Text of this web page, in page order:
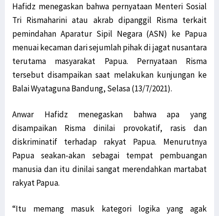
Hafidz menegaskan bahwa pernyataan Menteri Sosial
Tri Rismaharini atau akrab dipanggil Risma terkait
pemindahan Aparatur Sipil Negara (ASN) ke Papua
menuai kecaman dari sejumlah pihak di jagat nusantara
terutama masyarakat Papua. Pernyataan Risma
tersebut disampaikan saat melakukan kunjungan ke
Balai Wyataguna Bandung, Selasa (13/7/2021).
Anwar Hafidz menegaskan bahwa apa yang
disampaikan Risma dinilai provokatif, rasis dan
diskriminatif terhadap rakyat Papua. Menurutnya
Papua seakan-akan sebagai tempat pembuangan
manusia dan itu dinilai sangat merendahkan martabat
rakyat Papua.
“Itu memang masuk kategori logika yang agak